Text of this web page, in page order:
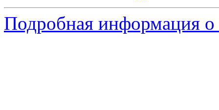
Подробная информация о